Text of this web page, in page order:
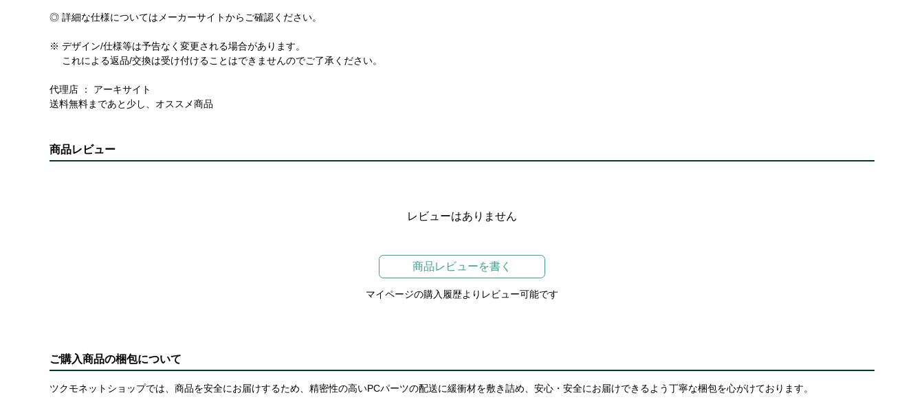
◎ 詳細な仕様についてはメーカーサイトからご確認ください。
※ デザイン/仕様等は予告なく変更される場合があります。
これによる返品/交換は受け付けることはできませんのでご了承ください。
代理店 ： アーキサイト
送料無料まであと少し、オススメ商品
商品レビュー
レビューはありません
商品レビューを書く
マイページの購入履歴よりレビュー可能です
ご購入商品の梱包について
ツクモネットショップでは、商品を安全にお届けするため、精密性の高いPCパーツの配送に緩衝材を敷き詰め、安心・安全にお届けできるよう丁寧な梱包を心がけております。